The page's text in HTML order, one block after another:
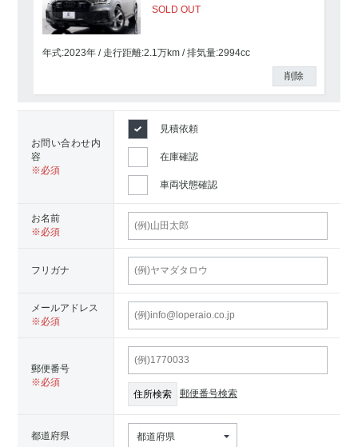
SOLD OUT
年式:2023年 走行距離:2.1万km 排気量:2994cc
削除
お問い合わせ内
容
見積依頼
在庫確認
車両状態確認
お名前
フリガナ
メールアドレス
郵便番号
郵便番号検索
都道府県 都道府県